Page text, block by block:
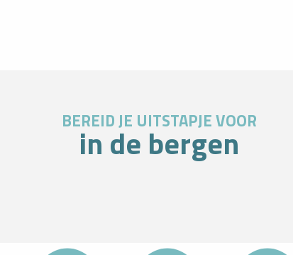
BEREID JE UITSTAPJE VOOR
in de bergen